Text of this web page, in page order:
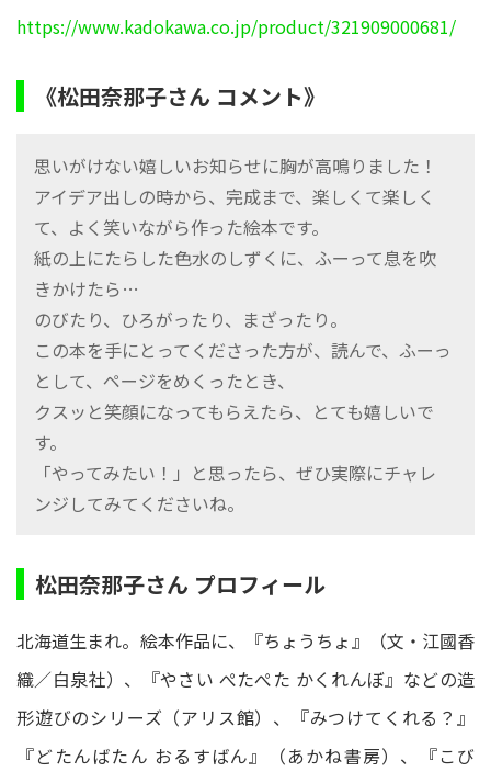
https://www.kadokawa.co.jp/product/321909000681/
《松田奈那子さん コメント》
思いがけない嬉しいお知らせに胸が高鳴りました！
アイデア出しの時から、完成まで、楽しくて楽しく
て、よく笑いながら作った絵本です。
紙の上にたらした色水のしずくに、ふーって息を吹
きかけたら…
のびたり、ひろがったり、まざったり。
この本を手にとってくださった方が、読んで、ふーっ
として、ページをめくったとき、
クスッと笑顔になってもらえたら、とても嬉しいで
す。
「やってみたい！」と思ったら、ぜひ実際にチャレ
ンジしてみてくださいね。
松田奈那子さん プロフィール
北海道生まれ。絵本作品に、『ちょうちょ』（文・江國香
織／白泉社）、『やさい ぺたぺた かくれんぼ』などの造
形遊びのシリーズ（アリス館）、『みつけてくれる？』
『どたんばたん おるすばん』（あかね書房）、『こび